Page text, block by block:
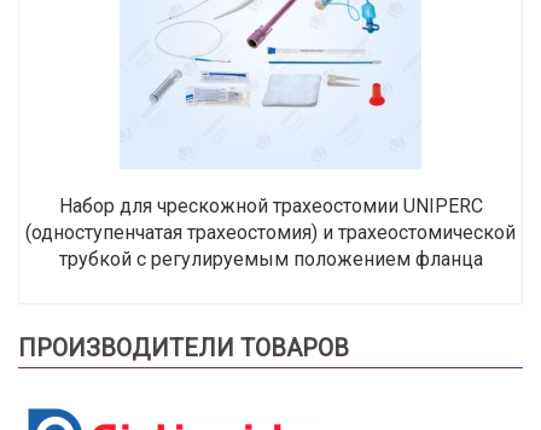
Набор для чрескожной трахеостомии UNIPERC
(одноступенчатая трахеостомия) и трахеостомической
трубкой с регулируемым положением фланца
ПРОИЗВОДИТЕЛИ ТОВАРОВ